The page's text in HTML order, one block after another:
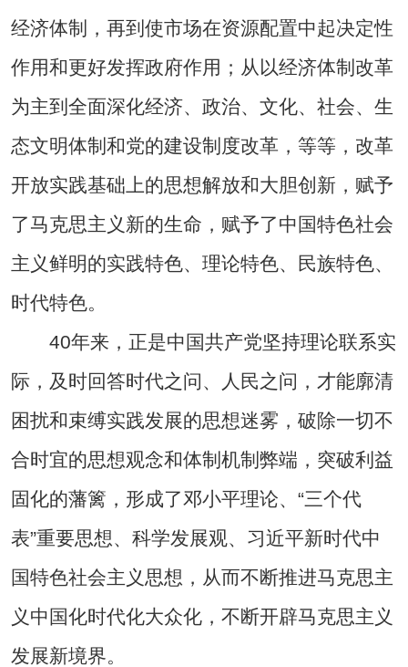
经济体制，再到使市场在资源配置中起决定性
作用和更好发挥政府作用；从以经济体制改革
为主到全面深化经济、政治、文化、社会、生
态文明体制和党的建设制度改革，等等，改革
开放实践基础上的思想解放和大胆创新，赋予
了马克思主义新的生命，赋予了中国特色社会
主义鲜明的实践特色、理论特色、民族特色、
时代特色。
40年来，正是中国共产党坚持理论联系实
际，及时回答时代之问、人民之问，才能廓清
困扰和束缚实践发展的思想迷雾，破除一切不
合时宜的思想观念和体制机制弊端，突破利益
固化的藩篱，形成了邓小平理论、“三个代
表”重要思想、科学发展观、习近平新时代中
国特色社会主义思想，从而不断推进马克思主
义中国化时代化大众化，不断开辟马克思主义
发展新境界。